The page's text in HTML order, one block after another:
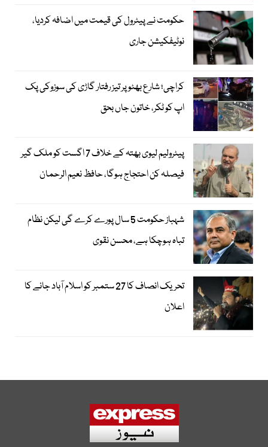
حکومت نے پیٹرول کی قیمت میں اضافہ کردیا،
نوٹیفکیشن جاری
کراچی؛ شارع بھٹو پر تیز رفتار گاڑی کی سوزوکی پک
اپ کو ٹکر، خاتون جاں بحق
پیٹرولیم لیوی بھتہ کے خلاف 7 اگست کو ملک گیر
فیصلہ کن احتجاج ہوگا، حافظ نعیم الرحمان
شہباز حکومت 5 سال پورے کرے گی لیکن نظام
تباہ ہوچکا ہے، محسن نقوی
تحریک انصاف کا 27 ستمبر کو اسلام آباد جانے کا
اعلان